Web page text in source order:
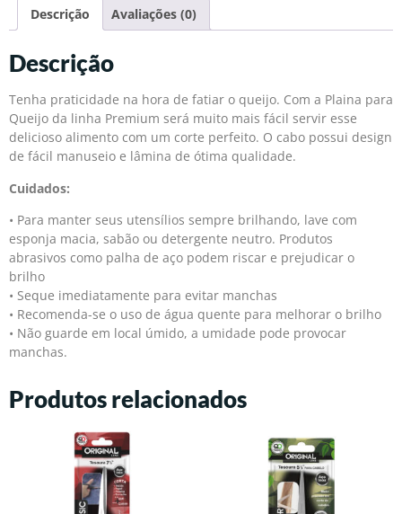
Descrição Avaliações (0)
Descrição
Tenha praticidade na hora de fatiar o queijo. Com a Plaina para
Queijo da linha Premium será muito mais fácil servir esse
delicioso alimento com um corte perfeito. O cabo possui design
de fácil manuseio e lâmina de ótima qualidade.
Cuidados:
• Para manter seus utensílios sempre brilhando, lave com
esponja macia, sabão ou detergente neutro. Produtos
abrasivos como palha de aço podem riscar e prejudicar o
brilho
• Seque imediatamente para evitar manchas
• Recomenda-se o uso de água quente para melhorar o brilho
• Não guarde em local úmido, a umidade pode provocar
manchas.
Produtos relacionados